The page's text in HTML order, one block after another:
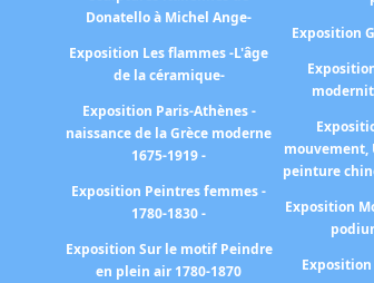
Donatello à Michel Ange-
Exposition Les flammes -L'âge
de la céramique-
Exposition Paris-Athènes -
naissance de la Grèce moderne
1675-1919 -
Exposition Peintres femmes -
1780-1830 -
Exposition Sur le motif Peindre
en plein air 1780-1870
Exposition
mouvement,
peinture
Exposition